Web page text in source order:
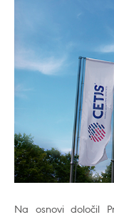
Na osnovi določil